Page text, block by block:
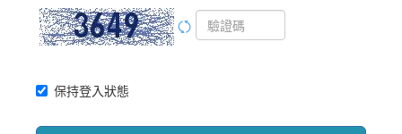
保持登入狀態